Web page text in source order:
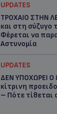
UPDATES
ΤΡΟΧΑΙΟ ΣΤΗΝ
και στη σύζυγο
Φέρεται να
Αστυνομία
UPDATES
ΔΕΝ ΥΠΟΧΩΡΕΙ
κίτρινη
– Πότε τίθεται